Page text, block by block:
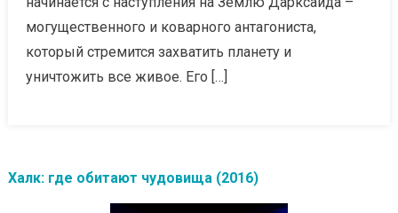
могущественного и коварного антагониста,
который стремится захватить планету и
уничтожить все живое. Его […]
Халк: где обитают чудовища (2016)